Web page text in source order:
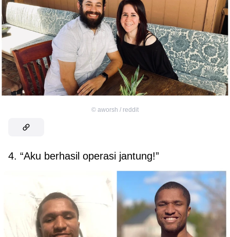
© aworsh / reddit
4. “Aku berhasil operasi jantung!”